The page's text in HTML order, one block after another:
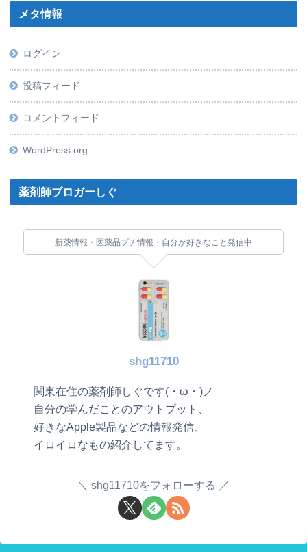
メタ情報
ログイン
投稿フィード
コメントフィード
WordPress.org
薬剤師ブロガーしぐ
新薬情報・医薬品プチ情報・自分が好きなこと発信中
shg11710
関東在住の薬剤師しぐです(・ω・)ノ
自分の学んだことのアウトプット、
好きなApple製品などの情報発信、
イロイロなもの紹介してます。
shg11710をフォローする